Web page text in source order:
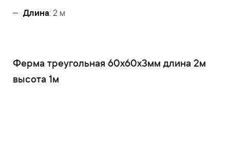
Длина: 2 м
Ферма треугольная 60x60x3мм длина 2м
высота 1м